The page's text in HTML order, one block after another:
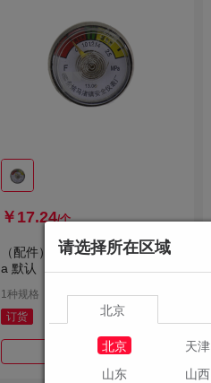
￥17.24/个
（配件）灭火器压力表 0-2.5Mp
a 默认
1种规格
订货
加入购物车
请选择所在区域
北京
北京
天津
山东
山西